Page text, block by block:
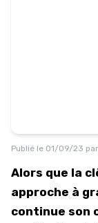
Publié le 01/09/23 par
Alors que la
approche à
continue son